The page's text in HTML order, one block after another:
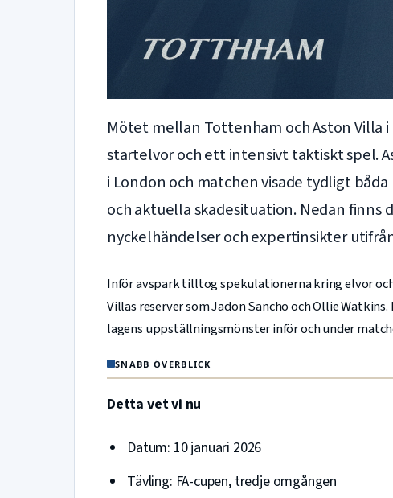
Mötet mellan Tottenham och Aston Villa
startelvor och ett intensivt taktiskt spel.
i London och matchen visade tydligt
och aktuella skadesituation. Nedan finns
nyckelhändelser och expertinsikter
Inför avspark tilltog spekulationerna kring elvor
Villas reserver som Jadon Sancho och Ollie
lagens uppställningsmönster inför och under
SNABB ÖVERBLICK
Detta vet vi nu
Datum: 10 januari 2026
Tävling: FA-cupen, tredje omgången